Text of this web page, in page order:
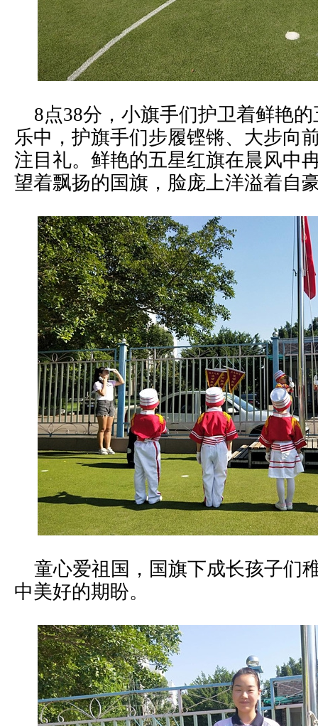
8点38分，小旗手们护卫着鲜艳
乐中，护旗手们步履铿锵、大步向
注目礼。鲜艳的五星红旗在晨风中
望着飘扬的国旗，脸庞上洋溢着自
童心爱祖国，国旗下成长孩子们
中美好的期盼。